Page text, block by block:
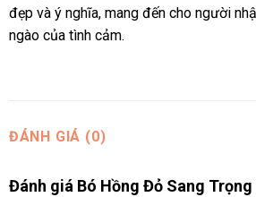
đẹp và ý nghĩa, mang đến cho người
ngào của tình cảm.
ĐÁNH GIÁ (0)
Đánh giá Bó Hồng Đỏ Sang Trọng